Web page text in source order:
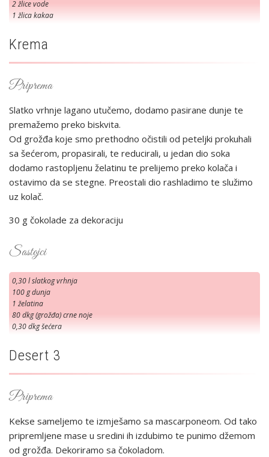
2 žlice vode
1 žlica kakaa
Krema
Priprema
Slatko vrhnje lagano utučemo, dodamo pasirane dunje te
premažemo preko biskvita.
Od grožđa koje smo prethodno očistili od peteljki prokuhali
sa šećerom, propasirali, te reducirali, u jedan dio soka
dodamo rastopljenu želatinu te prelijemo preko kolača i
ostavimo da se stegne. Preostali dio rashladimo te služimo
uz kolač.
30 g čokolade za dekoraciju
Sastojci
0,30 l slatkog vrhnja
100 g dunja
1 želatina
80 dkg (grožđa) crne noje
0,30 dkg šećera
Desert 3
Priprema
Kekse sameljemo te izmješamo sa mascarponeom. Od tako
pripremljene mase u sredini ih izdubimo te punimo džemom
od grožđa. Dekoriramo sa čokoladom.